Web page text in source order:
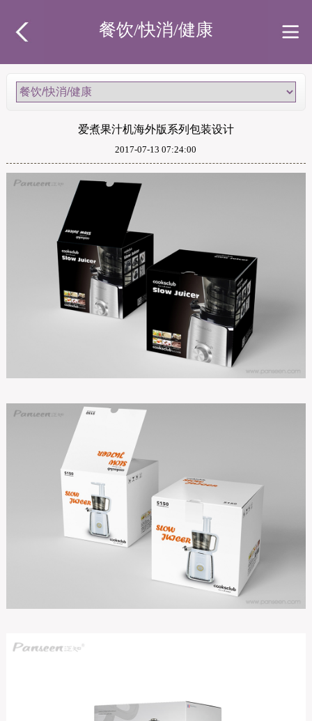
餐饮/快消/健康
爱煮果汁机海外版系列包装设计
2017-07-13 07:24:00